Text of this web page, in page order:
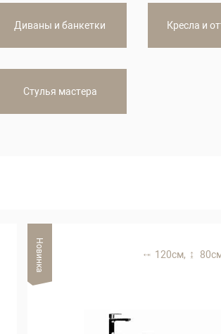
Диваны и банкетки Кресла и
Стулья мастера
Новинка 120 см, 80